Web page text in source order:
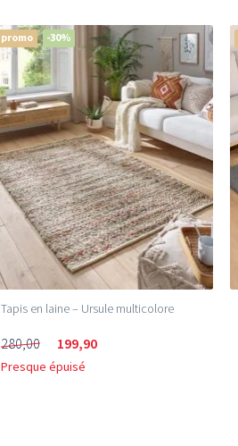
promo -30%
Tapis en laine – Ursule multicolore
280,00 199,90
Presque épuisé